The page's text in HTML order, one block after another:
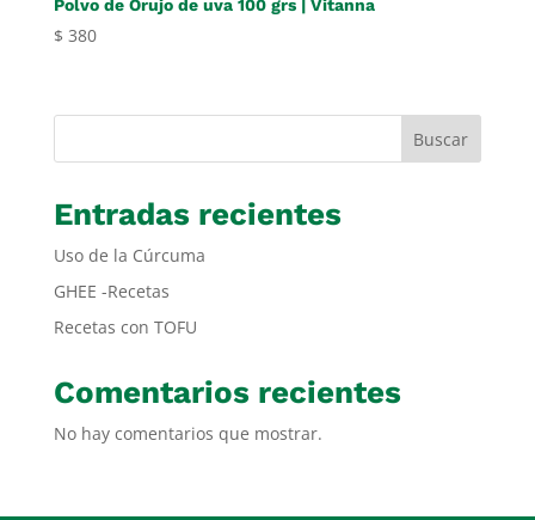
Polvo de Orujo de uva 100 grs | Vitanna
$ 380
Buscar
Entradas recientes
Uso de la Cúrcuma
GHEE -Recetas
Recetas con TOFU
Comentarios recientes
No hay comentarios que mostrar.